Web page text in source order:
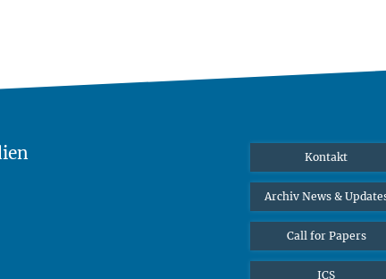
Kontakt
Archiv News &
Call for Papers
ICS